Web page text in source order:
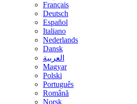
Français
Deutsch
Español
Italiano
Nederlands
Dansk
العربية
Magyar
Polski
Português
Română
Norsk